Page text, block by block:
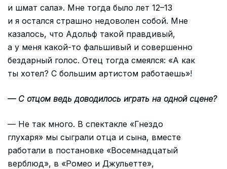
и шмат сала». Мне тогда было лет 12–13
и я остался страшно недоволен собой. Мне
казалось, что Адольф такой правдивый,
а у меня какой-то фальшивый и совершенно
бездарный голос. Отец тогда смеялся: «А как
ты хотел? С большим артистом работаешь»!
— С отцом ведь доводилось играть на одной сцене?
— Не так много. В спектакле «Гнездо
глухаря» мы сыграли отца и сына, вместе
работали в постановке «Восемнадцатый
верблюд», в «Ромео и Джульетте»,